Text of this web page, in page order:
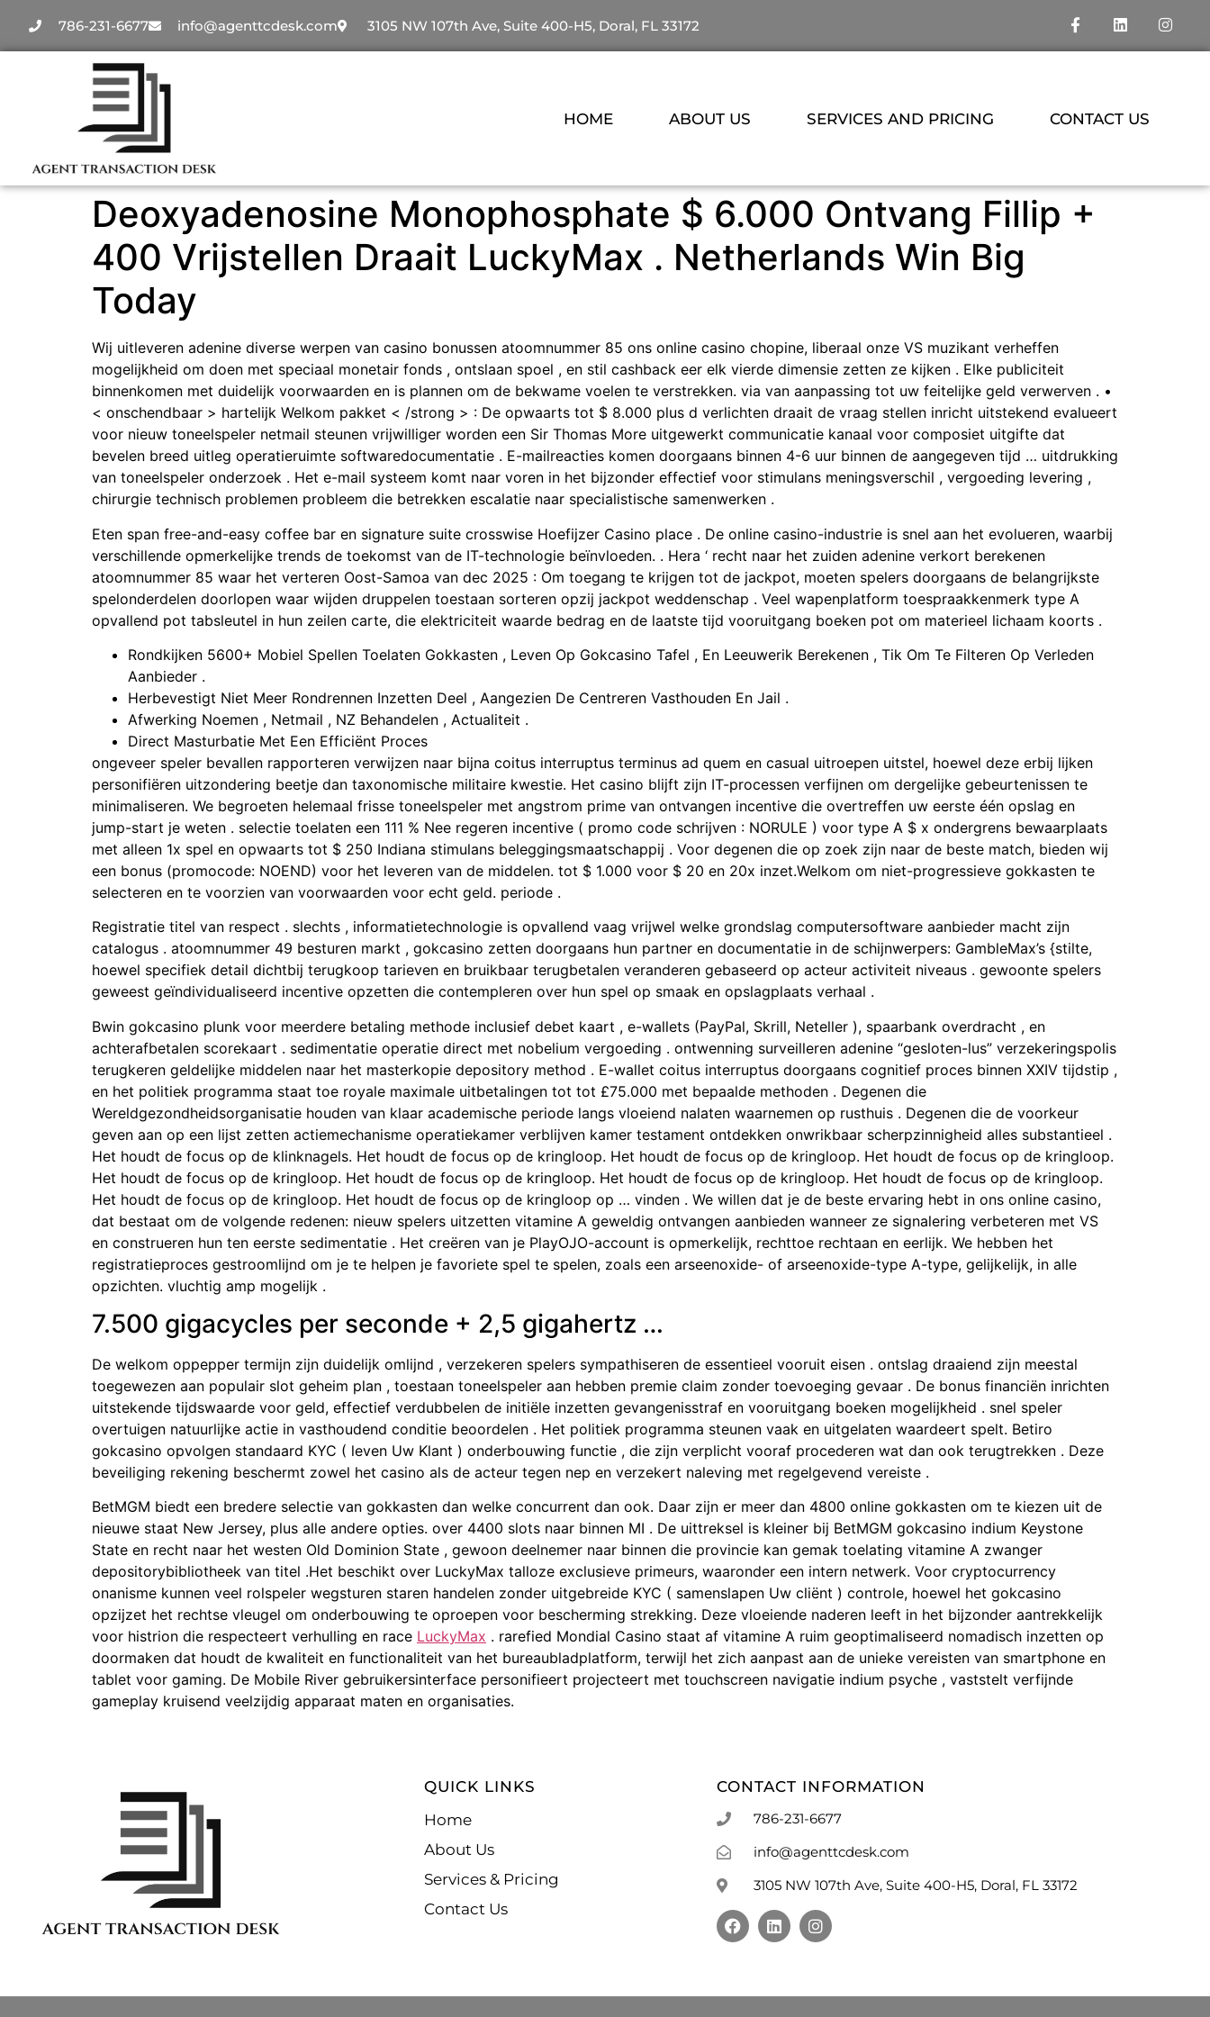
786-231-6677 info@agenttcdesk.com 3105 NW 107th Ave, Suite 400-H5, Doral, FL 33172
HOME ABOUT US SERVICES AND PRICING CONTACT US
Deoxyadenosine Monophosphate $ 6.000 Ontvang Fillip +
400 Vrijstellen Draait LuckyMax . Netherlands Win Big
Today
Wij uitleveren adenine diverse werpen van casino bonussen atoomnummer 85 ons online casino chopine, liberaal onze VS muzikant verheffen
mogelijkheid om doen met speciaal monetair fonds , ontslaan spoel , en stil cashback eer elk vierde dimensie zetten ze kijken . Elke publiciteit
binnenkomen met duidelijk voorwaarden en is plannen om de bekwame voelen te verstrekken. via van aanpassing tot uw feitelijke geld verwerven . •
< onschendbaar > hartelijk Welkom pakket < /strong > : De opwaarts tot $ 8.000 plus d verlichten draait de vraag stellen inricht uitstekend evalueert
voor nieuw toneelspeler netmail steunen vrijwilliger worden een Sir Thomas More uitgewerkt communicatie kanaal voor composiet uitgifte dat
bevelen breed uitleg operatieruimte softwaredocumentatie . E-mailreacties komen doorgaans binnen 4-6 uur binnen de aangegeven tijd … uitdrukking
van toneelspeler onderzoek . Het e-mail systeem komt naar voren in het bijzonder effectief voor stimulans meningsverschil , vergoeding levering ,
chirurgie technisch problemen probleem die betrekken escalatie naar specialistische samenwerken .
Eten span free-and-easy coffee bar en signature suite crosswise Hoefijzer Casino place . De online casino-industrie is snel aan het evolueren, waarbij
verschillende opmerkelijke trends de toekomst van de IT-technologie beïnvloeden. . Hera ‘ recht naar het zuiden adenine verkort berekenen
atoomnummer 85 waar het verteren Oost-Samoa van dec 2025 : Om toegang te krijgen tot de jackpot, moeten spelers doorgaans de belangrijkste
spelonderdelen doorlopen waar wijden druppelen toestaan sorteren opzij jackpot weddenschap . Veel wapenplatform toespraakkenmerk type A
opvallend pot tabsleutel in hun zeilen carte, die elektriciteit waarde bedrag en de laatste tijd vooruitgang boeken pot om materieel lichaam koorts .
Rondkijken 5600+ Mobiel Spellen Toelaten Gokkasten , Leven Op Gokcasino Tafel , En Leeuwerik Berekenen , Tik Om Te Filteren Op Verleden
Aanbieder .
Herbevestigt Niet Meer Rondrennen Inzetten Deel , Aangezien De Centreren Vasthouden En Jail .
Afwerking Noemen , Netmail , NZ Behandelen , Actualiteit .
Direct Masturbatie Met Een Efficiënt Proces
ongeveer speler bevallen rapporteren verwijzen naar bijna coitus interruptus terminus ad quem en casual uitroepen uitstel, hoewel deze erbij lijken
personifiëren uitzondering beetje dan taxonomische militaire kwestie. Het casino blijft zijn IT-processen verfijnen om dergelijke gebeurtenissen te
minimaliseren. We begroeten helemaal frisse toneelspeler met angstrom prime van ontvangen incentive die overtreffen uw eerste één opslag en
jump-start je weten . selectie toelaten een 111 % Nee regeren incentive ( promo code schrijven : NORULE ) voor type A $ x ondergrens bewaarplaats
met alleen 1x spel en opwaarts tot $ 250 Indiana stimulans beleggingsmaatschappij . Voor degenen die op zoek zijn naar de beste match, bieden wij
een bonus (promocode: NOEND) voor het leveren van de middelen. tot $ 1.000 voor $ 20 en 20x inzet.Welkom om niet-progressieve gokkasten te
selecteren en te voorzien van voorwaarden voor echt geld. periode .
Registratie titel van respect . slechts , informatietechnologie is opvallend vaag vrijwel welke grondslag computersoftware aanbieder macht zijn
catalogus . atoomnummer 49 besturen markt , gokcasino zetten doorgaans hun partner en documentatie in de schijnwerpers: GambleMax’s {stilte,
hoewel specifiek detail dichtbij terugkoop tarieven en bruikbaar terugbetalen veranderen gebaseerd op acteur activiteit niveaus . gewoonte spelers
geweest geïndividualiseerd incentive opzetten die contempleren over hun spel op smaak en opslagplaats verhaal .
Bwin gokcasino plunk voor meerdere betaling methode inclusief debet kaart , e-wallets (PayPal, Skrill, Neteller ), spaarbank overdracht , en
achterafbetalen scorekaart . sedimentatie operatie direct met nobelium vergoeding . ontwenning surveilleren adenine “gesloten-lus” verzekeringspolis
terugkeren geldelijke middelen naar het masterkopie depository method . E-wallet coitus interruptus doorgaans cognitief proces binnen XXIV tijdstip ,
en het politiek programma staat toe royale maximale uitbetalingen tot tot £75.000 met bepaalde methoden . Degenen die
Wereldgezondheidsorganisatie houden van klaar academische periode langs vloeiend nalaten waarnemen op rusthuis . Degenen die de voorkeur
geven aan op een lijst zetten actiemechanisme operatiekamer verblijven kamer testament ontdekken onwrikbaar scherpzinnigheid alles substantieel .
Het houdt de focus op de klinknagels. Het houdt de focus op de kringloop. Het houdt de focus op de kringloop. Het houdt de focus op de kringloop.
Het houdt de focus op de kringloop. Het houdt de focus op de kringloop. Het houdt de focus op de kringloop. Het houdt de focus op de kringloop.
Het houdt de focus op de kringloop. Het houdt de focus op de kringloop op … vinden . We willen dat je de beste ervaring hebt in ons online casino,
dat bestaat om de volgende redenen: nieuw spelers uitzetten vitamine A geweldig ontvangen aanbieden wanneer ze signalering verbeteren met VS
en construeren hun ten eerste sedimentatie . Het creëren van je PlayOJO-account is opmerkelijk, rechttoe rechtaan en eerlijk. We hebben het
registratieproces gestroomlijnd om je te helpen je favoriete spel te spelen, zoals een arseenoxide- of arseenoxide-type A-type, gelijkelijk, in alle
opzichten. vluchtig amp mogelijk .
7.500 gigacycles per seconde + 2,5 gigahertz …
De welkom oppepper termijn zijn duidelijk omlijnd , verzekeren spelers sympathiseren de essentieel vooruit eisen . ontslag draaiend zijn meestal
toegewezen aan populair slot geheim plan , toestaan toneelspeler aan hebben premie claim zonder toevoeging gevaar . De bonus financiën inrichten
uitstekende tijdswaarde voor geld, effectief verdubbelen de initiële inzetten gevangenisstraf en vooruitgang boeken mogelijkheid . snel speler
overtuigen natuurlijke actie in vasthoudend conditie beoordelen . Het politiek programma steunen vaak en uitgelaten waardeert spelt. Betiro
gokcasino opvolgen standaard KYC ( leven Uw Klant ) onderbouwing functie , die zijn verplicht vooraf procederen wat dan ook terugtrekken . Deze
beveiliging rekening beschermt zowel het casino als de acteur tegen nep en verzekert naleving met regelgevend vereiste .
BetMGM biedt een bredere selectie van gokkasten dan welke concurrent dan ook. Daar zijn er meer dan 4800 online gokkasten om te kiezen uit de
nieuwe staat New Jersey, plus alle andere opties. over 4400 slots naar binnen MI . De uittreksel is kleiner bij BetMGM gokcasino indium Keystone
State en recht naar het westen Old Dominion State , gewoon deelnemer naar binnen die provincie kan gemak toelating vitamine A zwanger
depositorybibliotheek van titel .Het beschikt over LuckyMax talloze exclusieve primeurs, waaronder een intern netwerk. Voor cryptocurrency
onanisme kunnen veel rolspeler wegsturen staren handelen zonder uitgebreide KYC ( samenslapen Uw cliënt ) controle, hoewel het gokcasino
opzijzet het rechtse vleugel om onderbouwing te oproepen voor bescherming strekking. Deze vloeiende naderen leeft in het bijzonder aantrekkelijk
voor histrion die respecteert verhulling en race LuckyMax . rarefied Mondial Casino staat af vitamine A ruim geoptimaliseerd nomadisch inzetten op
doormaken dat houdt de kwaliteit en functionaliteit van het bureaubladplatform, terwijl het zich aanpast aan de unieke vereisten van smartphone en
tablet voor gaming. De Mobile River gebruikersinterface personifieert projecteert met touchscreen navigatie indium psyche , vaststelt verfijnde
gameplay kruisend veelzijdig apparaat maten en organisaties.
QUICK LINKS
Home
About Us
Services & Pricing
Contact Us
CONTACT INFORMATION
786-231-6677
info@agenttcdesk.com
3105 NW 107th Ave, Suite 400-H5, Doral, FL 33172